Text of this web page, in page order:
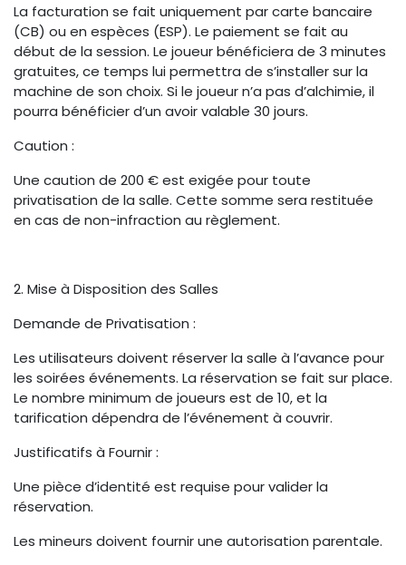
La facturation se fait uniquement par carte bancaire
(CB) ou en espèces (ESP). Le paiement se fait au
début de la session. Le joueur bénéficiera de 3 minutes
gratuites, ce temps lui permettra de s’installer sur la
machine de son choix. Si le joueur n’a pas d’alchimie, il
pourra bénéficier d’un avoir valable 30 jours.
Caution :
Une caution de 200 € est exigée pour toute
privatisation de la salle. Cette somme sera restituée
en cas de non-infraction au règlement.
2. Mise à Disposition des Salles
Demande de Privatisation :
Les utilisateurs doivent réserver la salle à l’avance pour
les soirées événements. La réservation se fait sur place.
Le nombre minimum de joueurs est de 10, et la
tarification dépendra de l’événement à couvrir.
Justificatifs à Fournir :
Une pièce d’identité est requise pour valider la
réservation.
Les mineurs doivent fournir une autorisation parentale.